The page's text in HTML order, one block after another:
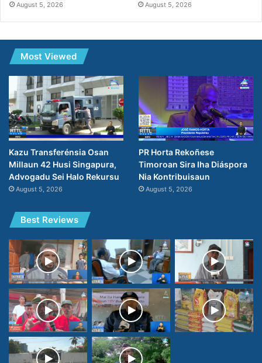
August 5, 2026 August 5, 2026
Most Viewed
Kazu Transferénsia Osan
Millaun 42 Husi Singapura,
Advogadu Sei Halo Rekursu
August 5, 2026
PR Horta Rekoñese
Timoroan Sira Iha Diáspora
Nia Kontribuisaun
August 5, 2026
Best Reviews